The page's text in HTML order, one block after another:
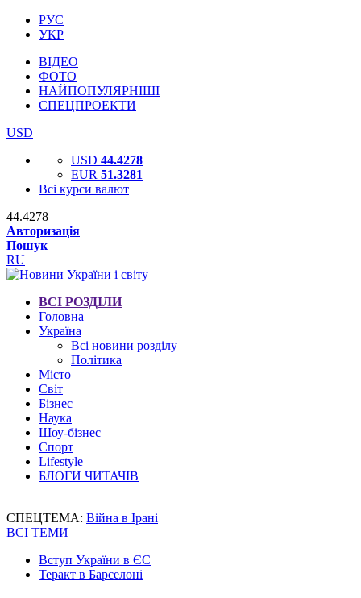
РУС
УКР
ВІДЕО
ФОТО
НАЙПОПУЛЯРНІШІ
СПЕЦПРОЕКТИ
USD
USD 44.4278
EUR 51.3281
Всі курси валют
44.4278
Авторизація
Пошук
RU
ВСІ РОЗДІЛИ
Головна
Україна
Всі новини розділу
Політика
Місто
Світ
Бізнес
Наука
Шоу-бізнес
Спорт
Lifestyle
БЛОГИ ЧИТАЧІВ
СПЕЦТЕМА: Війна в Ірані
ВСІ ТЕМИ
Вступ України в ЄС
Теракт в Барселоні